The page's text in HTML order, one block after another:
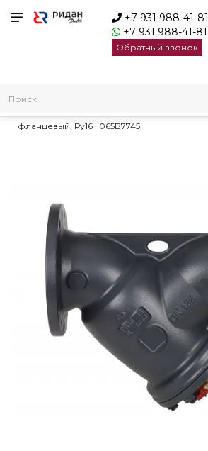
+7 931 988-41-81
+7 931 988-41-81
Обратный звонок
Трубопроводная арматура
фланцевый, Ру16 | 065B7745